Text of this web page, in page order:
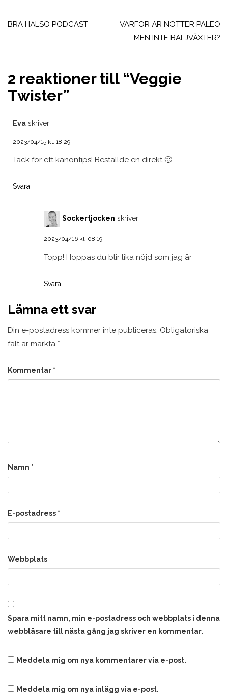
BRA HÄLSO PODCAST
VARFÖR ÄR NÖTTER PALEO
MEN INTE BALJVÄXTER?
2 reaktioner till “Veggie
Twister”
Eva skriver:
2023/04/15 kl. 18:29
Tack för ett kanontips! Beställde en direkt 🙂
Svara
Sockertjocken skriver:
2023/04/16 kl. 08:19
Topp! Hoppas du blir lika nöjd som jag är
Svara
Lämna ett svar
Din e-postadress kommer inte publiceras. Obligatoriska
fält är märkta *
Kommentar *
Namn *
E-postadress *
Webbplats
Spara mitt namn, min e-postadress och webbplats i denna
webbläsare till nästa gång jag skriver en kommentar.
Meddela mig om nya kommentarer via e-post.
Meddela mig om nya inlägg via e-post.